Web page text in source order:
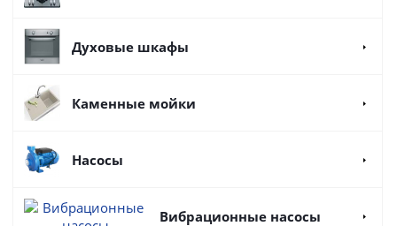
Духовые шкафы
Каменные мойки
Насосы
Вибрационные насосы